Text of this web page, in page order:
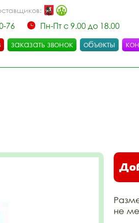
76
Пн-Пт с 9.00 до 18.00
заказать звонок объекты
не